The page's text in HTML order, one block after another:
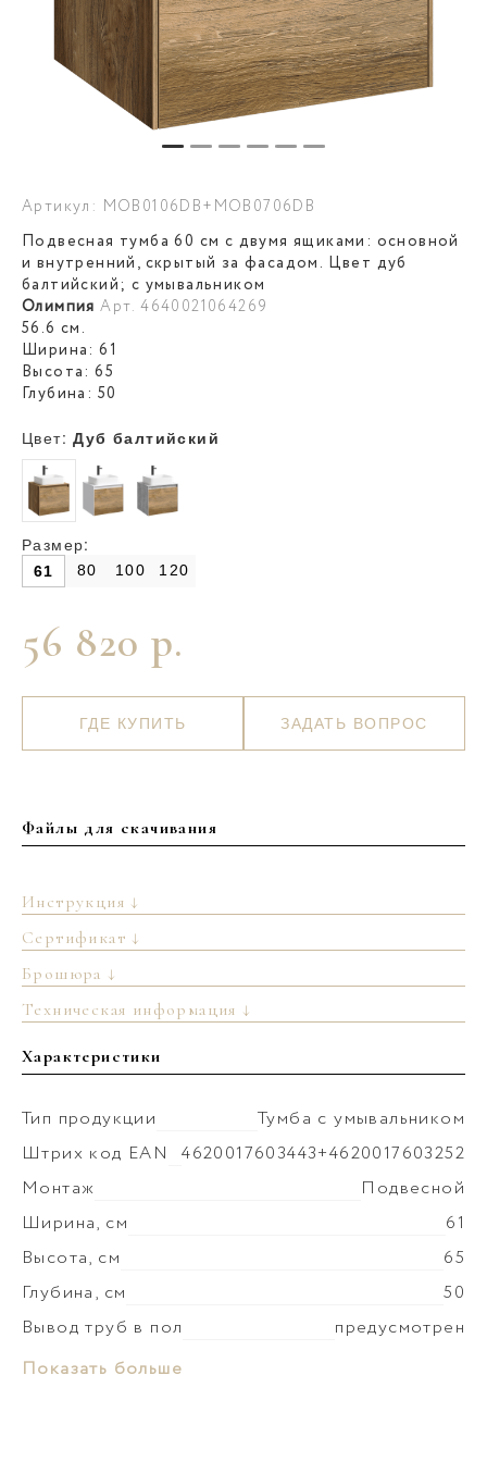
Артикул: MOB0106DB+MOB0706DB
56 820 р.
Подвесная тумба 60 см с двумя ящиками: основной
и внутренний, скрытый за фасадом. Цвет дуб
балтийский; с умывальником
Олимпия Арт. 4640021064269
56.6 см.
Ширина: 61
Высота: 65
Глубина: 50
Цвет: Дуб балтийский
Размер:
61 80 100 120
ГДЕ КУПИТЬ ЗАДАТЬ ВОПРОС
Файлы для скачивания
Инструкция ↓
Сертификат ↓
Брошюра ↓
Техническая информация ↓
Характеристики
Тип продукции
Тумба с умывальником
Штрих код EAN
4620017603443+4620017603252
Монтаж
Подвесной
Ширина, см
61
Высота, см
65
Глубина, см
50
Вывод труб в пол
предусмотрен
Материал раковины
Монтаж умывальника
Показать больше